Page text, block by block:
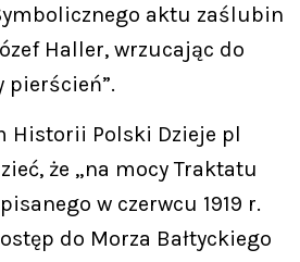
aktu zaślubin
Haller, wrzucając do
pierścień”.
Historii Polski Dzieje pl
że „na mocy Traktatu
w czerwcu 1919 r.
do Morza Bałtyckiego